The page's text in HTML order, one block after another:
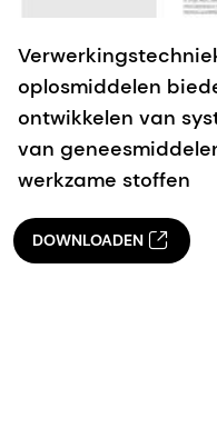
oplosmiddelen
ontwikkelen van
van
werkzame stoffen
DOWNLOADEN